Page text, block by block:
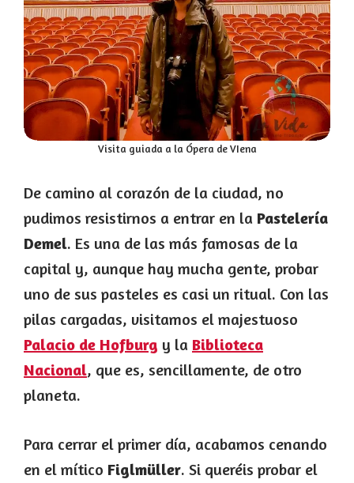
Visita guiada a la Ópera de VIena
De camino al corazón de la ciudad, no
pudimos resistirnos a entrar en la Pastelería
Demel. Es una de las más famosas de la
capital y, aunque hay mucha gente, probar
uno de sus pasteles es casi un ritual. Con las
pilas cargadas, visitamos el majestuoso
Palacio de Hofburg y la Biblioteca
Nacional, que es, sencillamente, de otro
planeta.
Para cerrar el primer día, acabamos cenando
en el mítico Figlmüller. Si queréis probar el